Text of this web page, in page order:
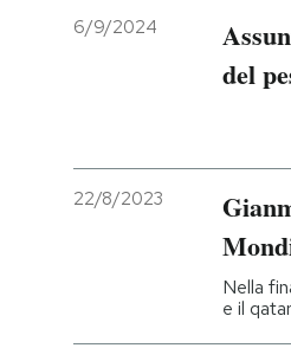
CALENDARIO
Entra
6/9/2024
del
22/8/2023
Nella
e il